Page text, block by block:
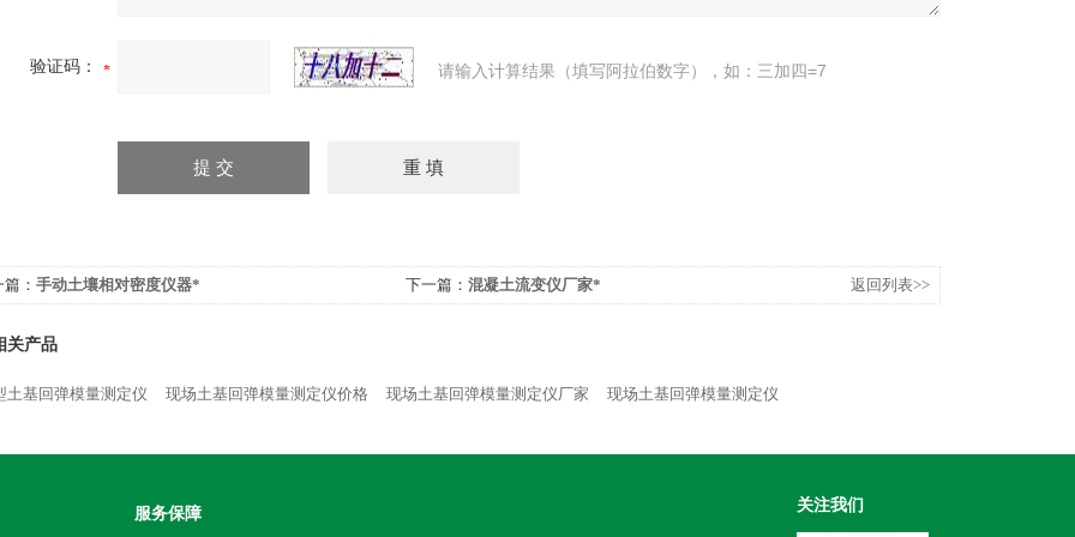
验证码： 请输入计算结果（填写阿拉伯数字），如：三加四=7
： 手动土壤相对密度仪器* 下一篇： 混凝土流变仪厂家* 返回列表>>
关产品
土基回弹模量测定仪 现场土基回弹模量测定仪价格 现场土基回弹模量测定仪厂家 现场土基回弹模量测定仪
服务保障 关注我们